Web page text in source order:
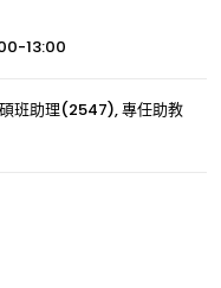
13:00
班助理(2547), 專任助教